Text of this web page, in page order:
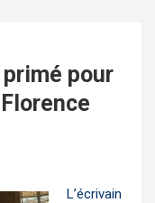
primé pour
L’écrivain